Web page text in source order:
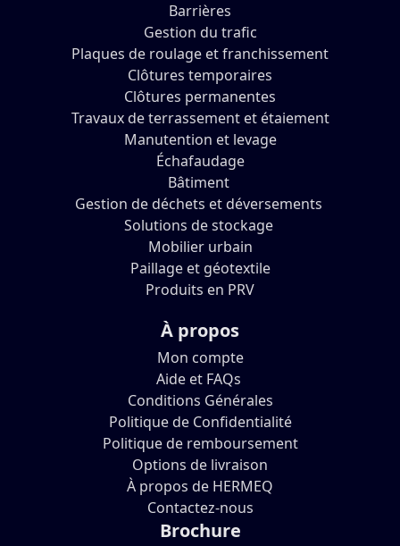
Barrières
Gestion du trafic
Plaques de roulage et franchissement
Clôtures temporaires
Clôtures permanentes
Travaux de terrassement et étaiement
Manutention et levage
Échafaudage
Bâtiment
Gestion de déchets et déversements
Solutions de stockage
Mobilier urbain
Paillage et géotextile
Produits en PRV
À propos
Mon compte
Aide et FAQs
Conditions Générales
Politique de Confidentialité
Politique de remboursement
Options de livraison
À propos de HERMEQ
Contactez-nous
Brochure